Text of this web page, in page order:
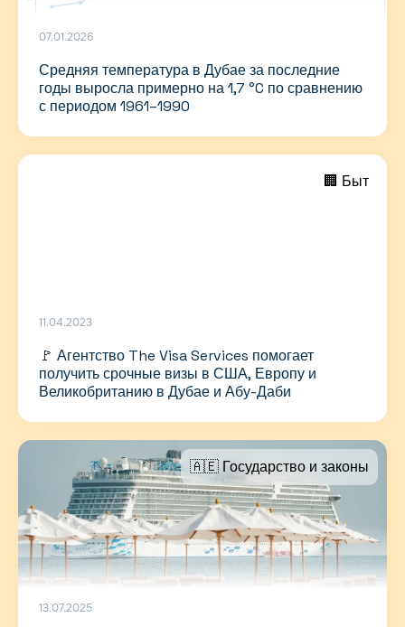
07.01.2026
Средняя температура в Дубае за последние
годы выросла примерно на 1,7 °C по сравнению
с периодом 1961–1990
🏢 Быт
11.04.2023
🚩 Агентство The Visa Services помогает
получить срочные визы в США, Европу и
Великобританию в Дубае и Абу-Даби
🇦🇪 Государство и законы
13.07.2025